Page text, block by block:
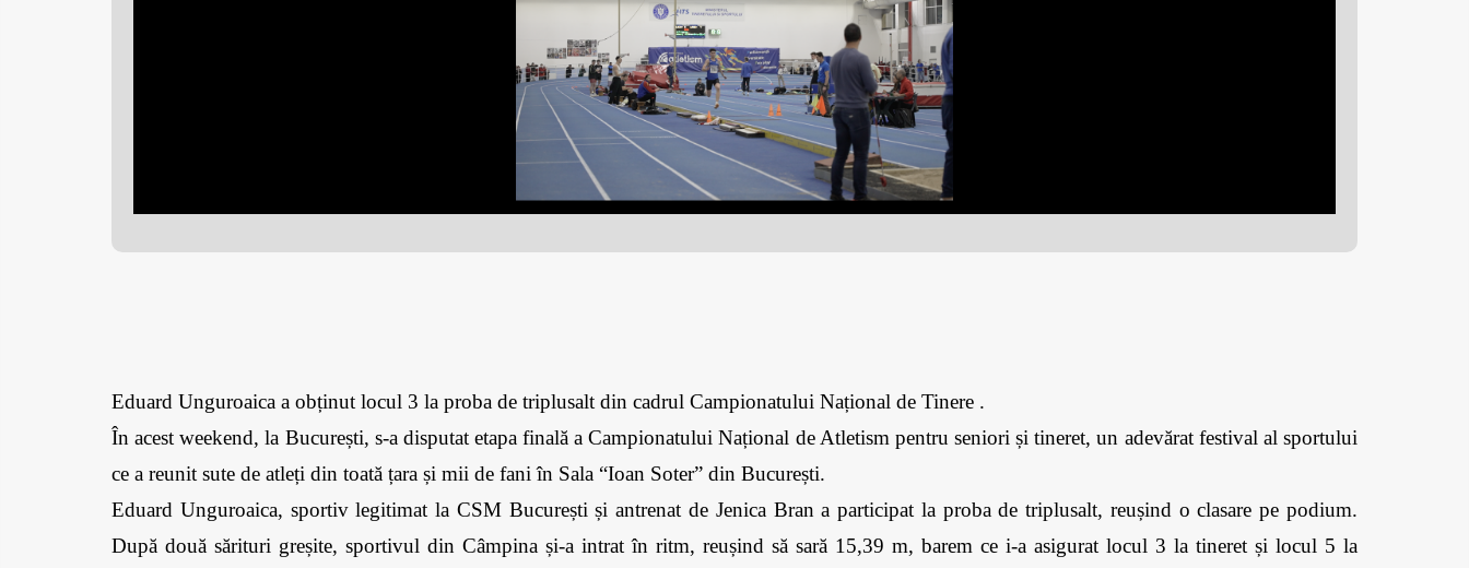
Eduard Unguroaica a obținut locul 3 la proba de triplusalt din cadrul Campionatului Național de Tinere .
În acest weekend, la București, s-a disputat etapa finală a Campionatului Național de Atletism pentru seniori și tineret, un adevărat festival al sportului
ce a reunit sute de atleți din toată țara și mii de fani în Sala “Ioan Soter” din București.
Eduard Unguroaica, sportiv legitimat la CSM București și antrenat de Jenica Bran a participat la proba de triplusalt, reușind o clasare pe podium.
După două sărituri greșite, sportivul din Câmpina și-a intrat în ritm, reușind să sară 15,39 m, barem ce i-a asigurat locul 3 la tineret și locul 5 la